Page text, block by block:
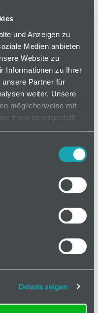
und Anzeigen zu
Medien anbieten
Website zu
Informationen zu Ihrer
unsere Partner für
weiter. Unsere
möglicherweise mit
ihnen bereitgestellt
Nutzung der Dienste
Details zeigen
kann
Gesamtgewicht von
Die Steuerung des
Logo!, die
Siemens Logo!
MQTT-Schnittstelle
im
zum Beispiel
Mit einer
auf Anfrage
Mindestbestellmenge: 1